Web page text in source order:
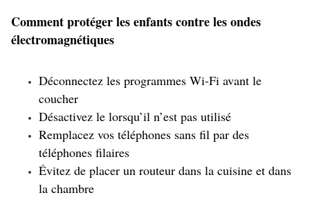
Comment protéger les enfants contre les ondes
électromagnétiques
Déconnectez les programmes Wi-Fi avant le
coucher
Désactivez le lorsqu’il n’est pas utilisé
Remplacez vos téléphones sans fil par des
téléphones filaires
Évitez de placer un routeur dans la cuisine et dans
la chambre